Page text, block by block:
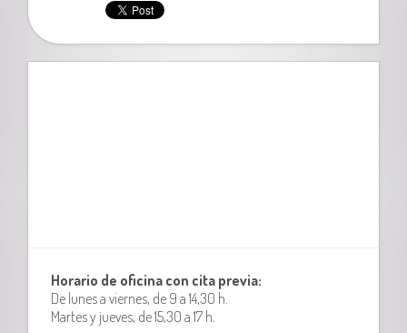
Horario de oficina con cita previa:
De lunes a viernes, de 9 a 14,30 h.
Martes y jueves, de 15,30 a 17 h.